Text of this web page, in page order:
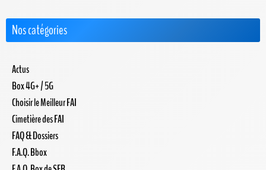
Nos catégories
Actus
Box 4G+ / 5G
Choisir le Meilleur FAI
Cimetière des FAI
FAQ & Dossiers
F.A.Q. Bbox